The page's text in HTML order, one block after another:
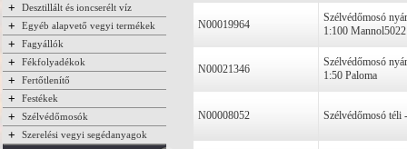
+ Desztillált és ioncserélt víz
+ Egyéb alapvető vegyi termékek
+ Fagyállók
+ Fékfolyadékok
+ Fertőtlenítő
+ Festékek
+ Szélvédőmosók
+ Szerelési vegyi segédanyagok
N00019964
Szélvédőmosó
1:100 Mannol5022
N00021346
Szélvédőmosó
1:50 Paloma
N00008052 Szélvédőmosó